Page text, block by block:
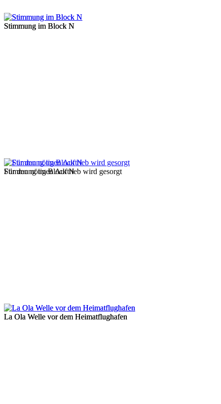
Stimmung im Block N
Stimmung im Block N
Für den nötigen Auftrieb wird gesorgt
Stimmung im Block N
La Ola Welle vor dem Heimatflughafen
La Ola Welle vor dem Heimatflughafen